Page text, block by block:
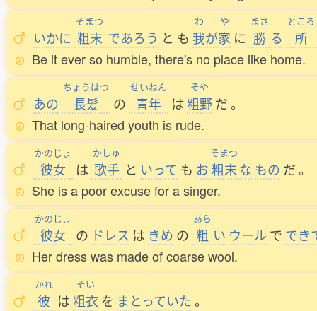
いかに
そまつ
粗末 であろう と も
わ
我が
や
家 に
まさ
勝 る
ところ
所
Be it ever so humble, there's no place like home.
あの
ちょうはつ
長髪 の
せいねん
青年 は
そや
粗野だ。
That long-haired youth is rude.
かのじょ
彼女 は
かしゅ
歌手 と いって も お
そまつ
粗末な もの だ。
She is a poor excuse for a singer.
かのじょ
彼女 の ドレス は きめ の
あら
粗 い ウール で でき
Her dress was made of coarse wool.
かれ
彼 は
そい
粗衣 を まとっていた。